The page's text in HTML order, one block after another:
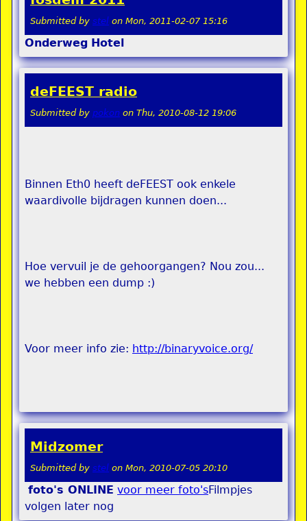
Submitted by stel on Mon, 2011-02-07 15:16
Onderweg Hotel
deFEEST radio
Submitted by pokon on Thu, 2010-08-12 19:06
Binnen Eth0 heeft deFEEST ook enkele
waardivolle bijdragen kunnen doen...
Hoe vervuil je de gehoorgangen? Nou zou...
we hebben een dump :)
Voor meer info zie: http://binaryvoice.org/
Midzomer
Submitted by stel on Mon, 2010-07-05 20:10
foto's ONLINE voor meer foto'sFilmpjes
volgen later nog